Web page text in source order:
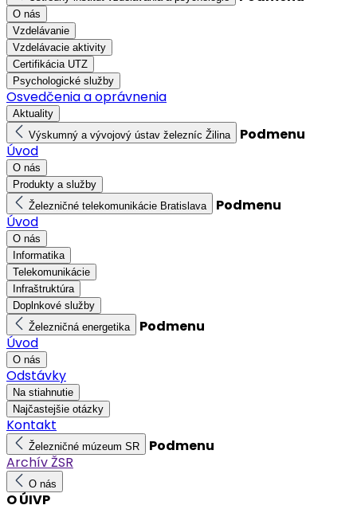
O nás
Vzdelávanie
Vzdelávacie aktivity
Certifikácia UTZ
Psychologické služby
Osvedčenia a oprávnenia
Aktuality
Výskumný a vývojový ústav železníc Žilina
Podmenu
Úvod
O nás
Produkty a služby
Železničné telekomunikácie Bratislava
Podmenu
Úvod
O nás
Informatika
Telekomunikácie
Infraštruktúra
Doplnkové služby
Železničná energetika
Podmenu
Úvod
O nás
Odstávky
Na stiahnutie
Najčastejšie otázky
Kontakt
Železničné múzeum SR
Podmenu
Archív ŽSR
O nás
O ÚIVP